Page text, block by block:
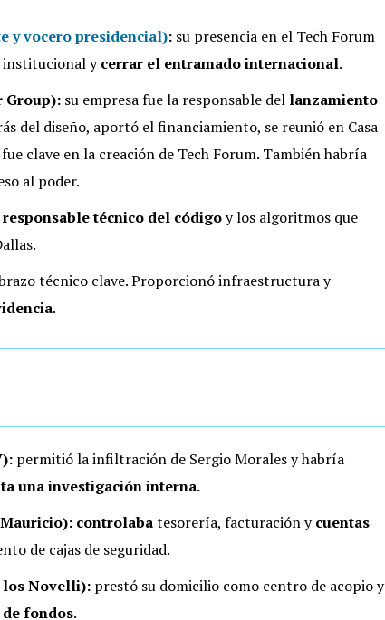
y vocero presidencial): su presencia en el Tech Forum
institucional ycerrar el entramado internacional.
Group): su empresa fue la responsable del lanzamiento
del diseño, aportó el financiamiento, se reunió en Casa
clave en la creación de Tech Forum. También habría
al poder.
técnico del códigoy los algoritmos que
técnico clave. Proporcionó infraestructura y
.
permitió la infiltración de Sergio Morales y habría
una investigación interna.
controlabatesorería, facturación ycuentas
de cajas de seguridad.
los Novelli): prestó su domicilio como centro de acopio y
fondos.